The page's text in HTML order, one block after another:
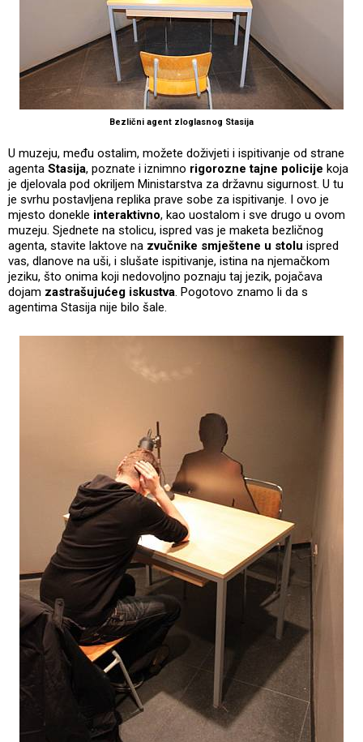
Bezlični agent zloglasnog Stasija
U muzeju, među ostalim, možete doživjeti i ispitivanje od strane
agenta Stasija, poznate i iznimno rigorozne tajne policije koja
je djelovala pod okriljem Ministarstva za državnu sigurnost. U tu
je svrhu postavljena replika prave sobe za ispitivanje. I ovo je
mjesto donekle interaktivno, kao uostalom i sve drugo u ovom
muzeju. Sjednete na stolicu, ispred vas je maketa bezličnog
agenta, stavite laktove na zvučnike smještene u stolu ispred
vas, dlanove na uši, i slušate ispitivanje, istina na njemačkom
jeziku, što onima koji nedovoljno poznaju taj jezik, pojačava
dojam zastrašujućeg iskustva. Pogotovo znamo li da s
agentima Stasija nije bilo šale.